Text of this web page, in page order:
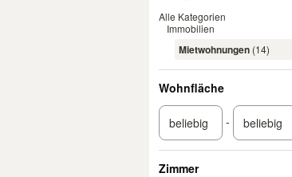
Alle Kategorien
Immobilien
Mietwohnungen (14)
Wohnfläche
-
Zimmer